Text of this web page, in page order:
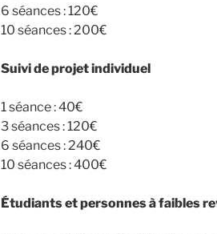
6 séances : 120€
10 séances : 200€
Suivi de projet individuel
1 séance : 40€
3 séances : 120€
6 séances : 240€
10 séances : 400€
Étudiants et personnes à faibles